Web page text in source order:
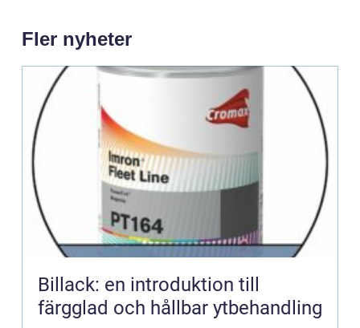
Fler nyheter
Billack: en introduktion till
färgglad och hållbar ytbehandling